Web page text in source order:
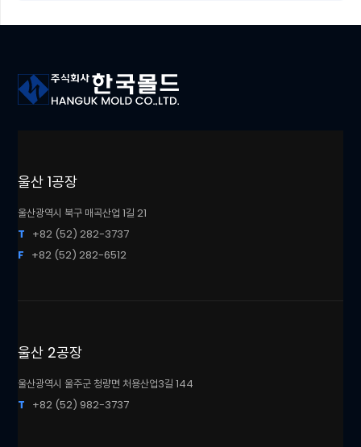
울산 1공장
울산광역시 북구 매곡산업 1길 21
T +82 (52) 282-3737
F +82 (52) 282-6512
울산 2공장
울산광역시 울주군 청량면 처용산업3길 144
T +82 (52) 982-3737